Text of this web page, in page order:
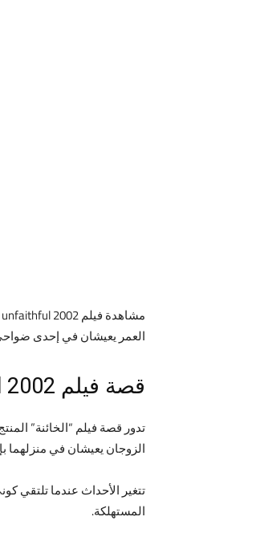
العمر يعيشان في إحدى
قصة فيلم unfaithful 2002:
الزوجان يعيشان في منزلهما
تتغير الأحداث عندما تلتقي
المستهلكة.